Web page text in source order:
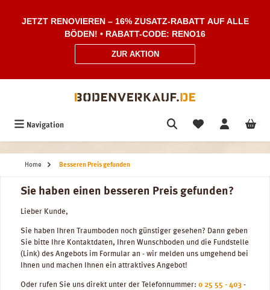
JETZT RENOVIEREN – 16% ZUSATZ-RABATT AUF ALLE
BÖDEN! • RABATT-CODE: RENO16
ZUR AKTION
Navigation
Home Besseren Preis gefunden
Sie haben einen besseren Preis gefunden?
Lieber Kunde,
Sie haben Ihren Traumboden noch günstiger gesehen? Dann geben
Sie bitte Ihre Kontaktdaten, Ihren Wunschboden und die Fundstelle
(Link) des Angebots im Formular an - wir melden uns umgehend bei
Ihnen und machen Ihnen ein attraktives Angebot!
Oder rufen Sie uns direkt unter der Telefonnummer: 0 25 55 - 403-